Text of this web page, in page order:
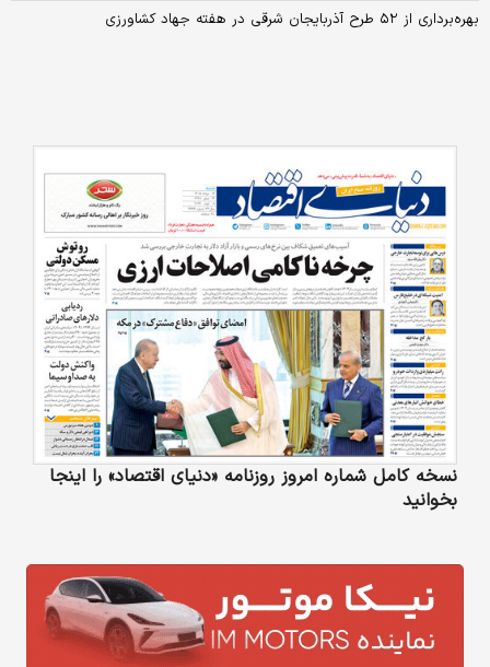
بهره‌برداری از ۵۲ طرح آذربایجان شرقی در هفته جهاد کشاورزی
نسخه کامل شماره امروز روزنامه «دنیای‌ اقتصاد» را اینجا
بخوانید